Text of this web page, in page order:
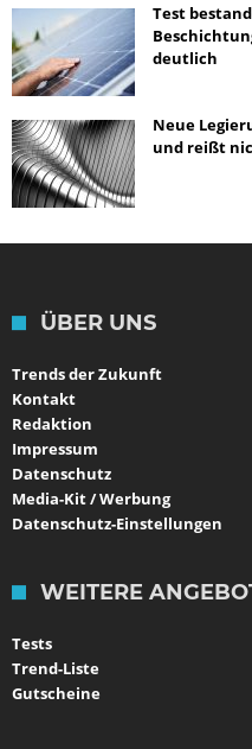
Test
deutlich
Neue
und reißt
ÜBER UNS
Trends der Zukunft
Kontakt
Redaktion
Impressum
Datenschutz
Media-Kit / Werbung
Datenschutz-Einstellungen
WEITERE
Tests
Trend-Liste
Gutscheine